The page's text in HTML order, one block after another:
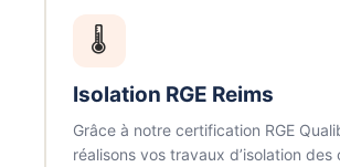
🌡️
Isolation RGE Reims
Grâce à notre certification RGE
réalisons vos travaux d’isolation des